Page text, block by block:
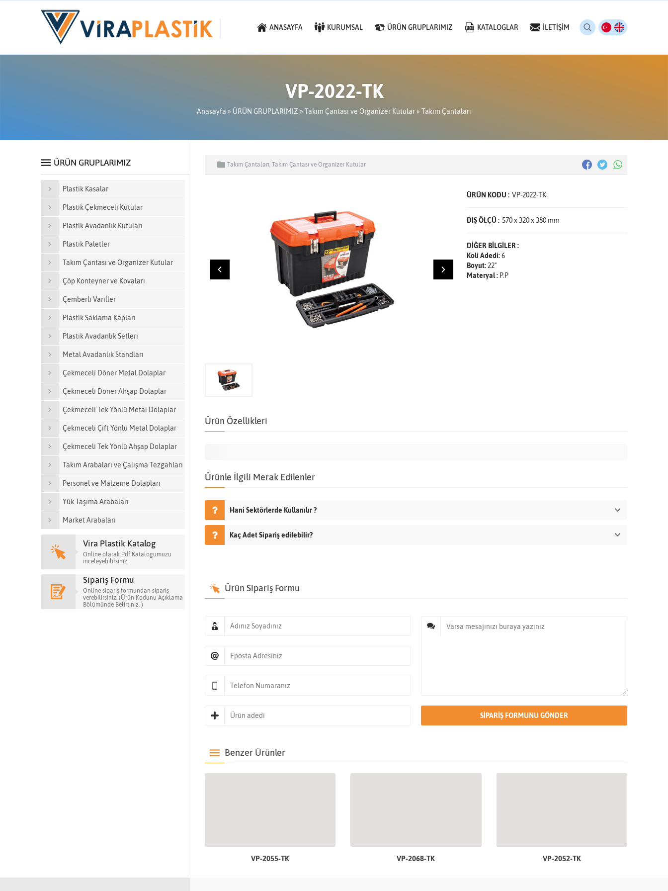
ANASAYFA KURUMSAL ÜRÜN GRUPLARIMIZ KATALOGLAR İLETİŞİM
VP-2022-TK
Anasayfa » ÜRÜN GRUPLARIMIZ » Takım Çantası ve Organizer Kutular » Takım Çantaları
Takım Çantaları, Takım Çantası ve Organizer Kutular
ÜRÜN KODU : VP-2022-TK
DIŞ ÖLÇÜ : 570 x 320 x 380 mm
DİĞER BİLGİLER :
Koli Adedi:6
Boyut: 22"
Materyal : P.P
Ürün Özellikleri
Ürünle İlgili Merak Edilenler
Hani Sektörlerde Kullanılır ?
Kaç Adet Sipariş edilebilir?
Ürün Sipariş Formu
Benzer Ürünler
VP-2055-TK VP-2068-TK VP-2052-TK
ÜRÜN GRUPLARIMIZ
Plastik Kasalar
Plastik Çekmeceli Kutular
Plastik Avadanlık Kutuları
Plastik Paletler
Takım Çantası ve Organizer Kutular
Çöp Konteyner ve Kovaları
Çemberli Variller
Plastik Saklama Kapları
Plastik Avadanlık Setleri
Metal Avadanlık Standları
Çekmeceli Döner Metal Dolaplar
Çekmeceli Döner Ahşap Dolaplar
Çekmeceli Tek Yönlü Metal Dolaplar
Çekmeceli Çift Yönlü Metal Dolaplar
Çekmeceli Tek Yönlü Ahşap Dolaplar
Takım Arabaları ve Çalışma Tezgahları
Personel ve Malzeme Dolapları
Yük Taşıma Arabaları
Market Arabaları
Vira Plastik Katalog
Online olarak Pdf Katalogumuzu
inceleyebilirsiniz.
Sipariş Formu
Online sipariş formundan sipariş
verebilirsiniz. (Ürün Kodunu Açıklama
Bölümünde Belirtiniz. )